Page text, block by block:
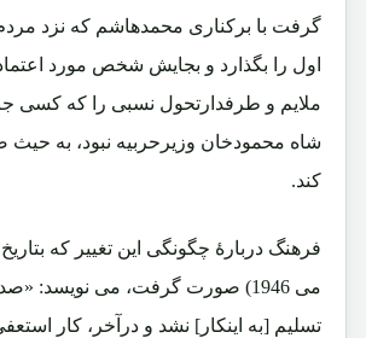
گرفت با برکناری محمدهاشم که نزد
اول را بگذارد و بجایش شخص مورد
ملایم و طرفدارتحول نسبی را که کسی
شاه محمودخان وزیرحربیه نبود، به حیث
کند.
می 1946) صورت گرفت، می نویسد:
تسلیم [به اینکار] نشد و درآخر، کار